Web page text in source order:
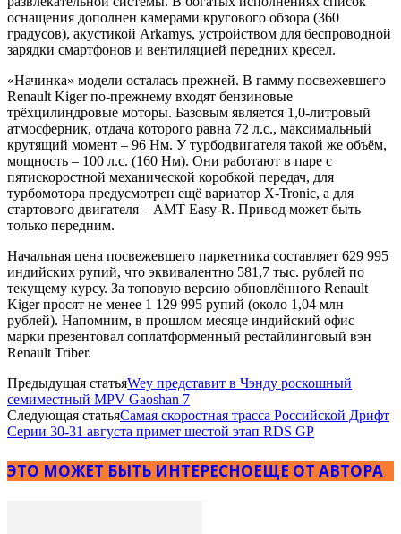
оснащения дополнен камерами кругового обзора (360
градусов), акустикой Arkamys, устройством для беспроводной
зарядки смартфонов и вентиляцией передних кресел.
«Начинка» модели осталась прежней. В гамму посвежевшего
Renault Kiger по-прежнему входят бензиновые
трёхцилиндровые моторы. Базовым является 1,0-литровый
атмосферник, отдача которого равна 72 л.с., максимальный
крутящий момент – 96 Нм. У турбодвигателя такой же объём,
мощность – 100 л.с. (160 Нм). Они работают в паре с
пятискоростной механической коробкой передач, для
турбомотора предусмотрен ещё вариатор X-Tronic, а для
стартового двигателя – AMT Easy-R. Привод может быть
только передним.
Начальная цена посвежевшего паркетника составляет 629 995
индийских рупий, что эквивалентно 581,7 тыс. рублей по
текущему курсу. За топовую версию обновлённого Renault
Kiger просят не менее 1 129 995 рупий (около 1,04 млн
рублей). Напомним, в прошлом месяце индийский офис
марки презентовал соплатформенный рестайлинговый вэн
Renault Triber.
Предыдущая статьяWey представит в Чэнду роскошный
семиместный MPV Gaoshan 7
Следующая статьяСамая скоростная трасса Российской Дрифт
Серии 30-31 августа примет шестой этап RDS GP
ЭТО МОЖЕТ БЫТЬ ИНТЕРЕСНОЕЩЕ ОТ АВТОРА